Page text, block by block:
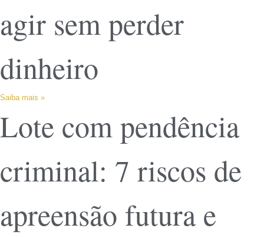
agir sem perder
dinheiro
Saiba mais »
Lote com pendência
criminal: 7 riscos de
apreensão futura e